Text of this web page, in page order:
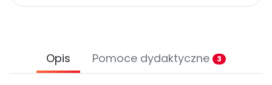
Opis Pomoce dydaktyczne 3